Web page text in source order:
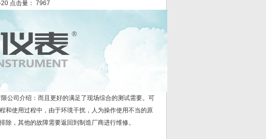
20 点击量： 7967
司介绍：而且更好的满足了现场综合的测试需要。可
和使用过程中，由于环境干扰，人为操作使用不当的原
，其他的故障需要返回到制造厂商进行维修。